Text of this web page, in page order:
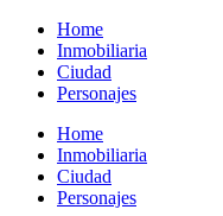
contenido
Home
Inmobiliaria
Ciudad
Personajes
Home
Inmobiliaria
Ciudad
Personajes